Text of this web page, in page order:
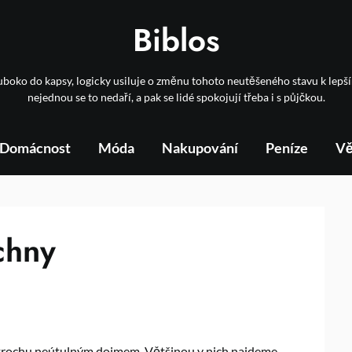
Biblos
do kapsy, logicky usiluje o změnu tohoto neutěšeného stavu k
nejednou se to nedaří, a pak se lidé spokojují třeba i s půjčkou.
Domácnost Móda Nakupování Peníze